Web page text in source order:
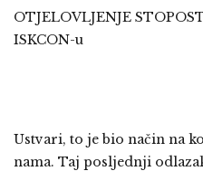
OTJELOVLJENJE
ISKCON-u
Ustvari, to je bio način na
nama. Taj posljednji